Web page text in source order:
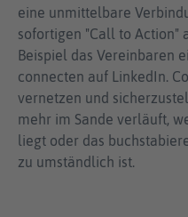
eine unmittelbare
sofortigen "Call to Action"
Beispiel das Vereinbaren
connecten auf LinkedIn.
vernetzen und
mehr im Sande verläuft,
liegt oder das
zu umständlich ist.